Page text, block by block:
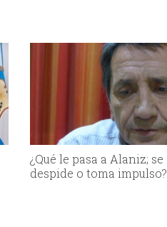
¿Qué le pasa a Alaniz; se
despide o toma impulso?